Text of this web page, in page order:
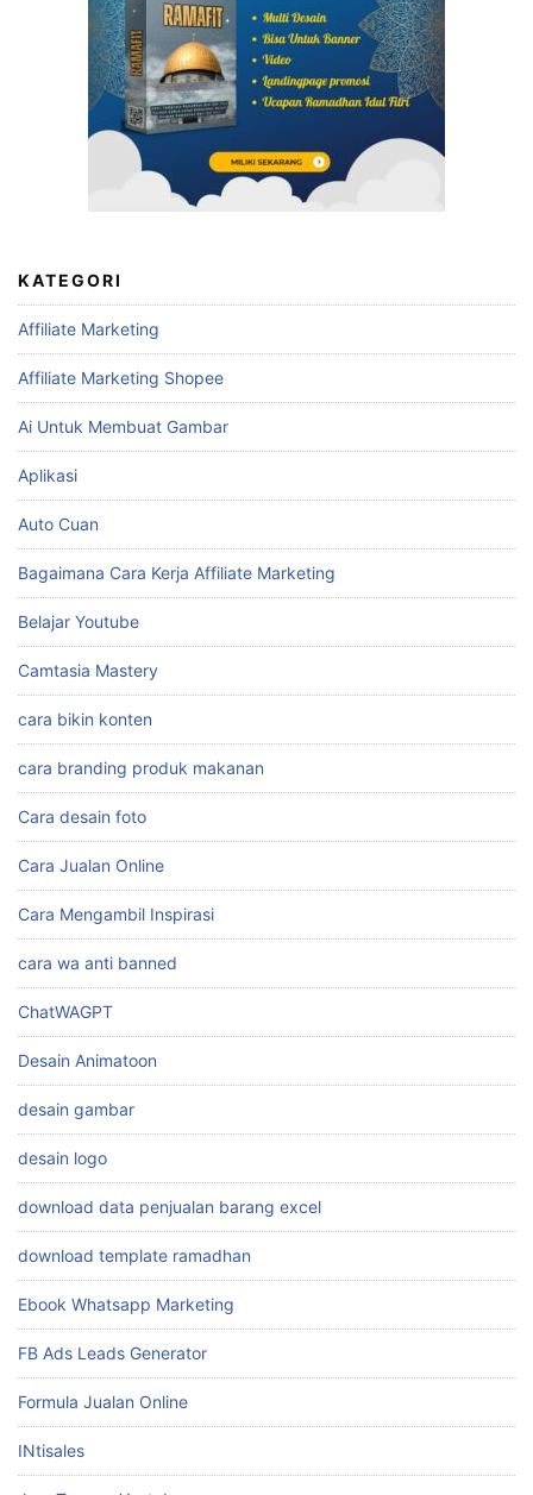
KATEGORI
Affiliate Marketing
Affiliate Marketing Shopee
Ai Untuk Membuat Gambar
Aplikasi
Auto Cuan
Bagaimana Cara Kerja Affiliate Marketing
Belajar Youtube
Camtasia Mastery
cara bikin konten
cara branding produk makanan
Cara desain foto
Cara Jualan Online
Cara Mengambil Inspirasi
cara wa anti banned
ChatWAGPT
Desain Animatoon
desain gambar
desain logo
download data penjualan barang excel
download template ramadhan
Ebook Whatsapp Marketing
FB Ads Leads Generator
Formula Jualan Online
INtisales